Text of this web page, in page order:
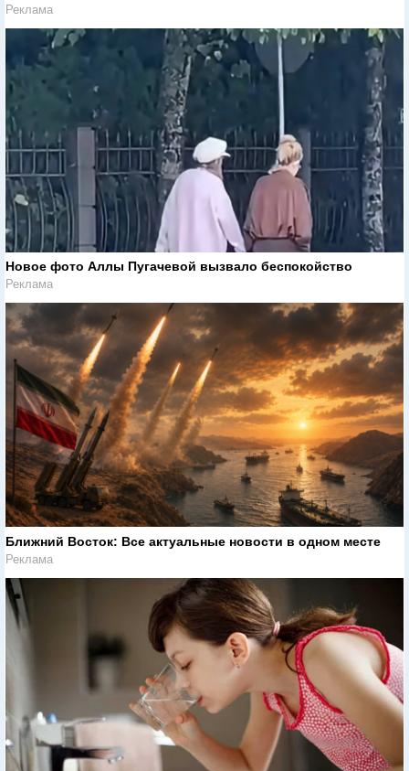
Реклама
Новое фото Аллы Пугачевой вызвало беспокойство
Реклама
Ближний Восток: Все актуальные новости в одном месте
Реклама